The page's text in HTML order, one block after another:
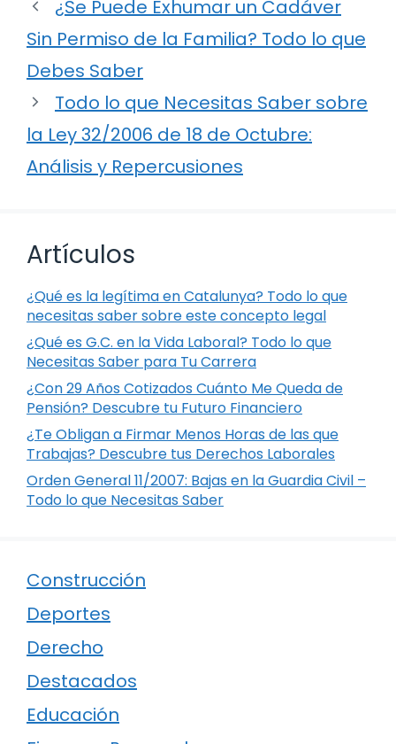
¿Se Puede Exhumar un Cadáver
Sin Permiso de la Familia? Todo lo que
Debes Saber
Todo lo que Necesitas Saber sobre
la Ley 32/2006 de 18 de Octubre:
Análisis y Repercusiones
Artículos
¿Qué es la legítima en Catalunya? Todo lo que
necesitas saber sobre este concepto legal
¿Qué es G.C. en la Vida Laboral? Todo lo que
Necesitas Saber para Tu Carrera
¿Con 29 Años Cotizados Cuánto Me Queda de
Pensión? Descubre tu Futuro Financiero
¿Te Obligan a Firmar Menos Horas de las que
Trabajas? Descubre tus Derechos Laborales
Orden General 11/2007: Bajas en la Guardia Civil –
Todo lo que Necesitas Saber
Construcción
Deportes
Derecho
Destacados
Educación